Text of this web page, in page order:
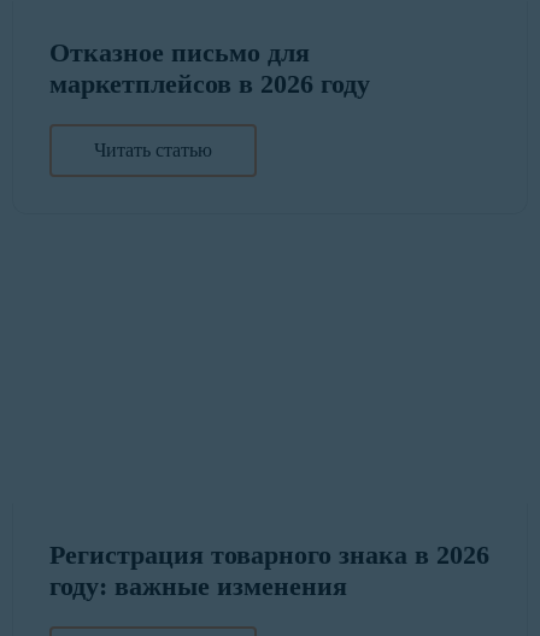
Отказное письмо для
маркетплейсов в 2026 году
Читать статью
Регистрация товарного знака в 2026
году: важные изменения